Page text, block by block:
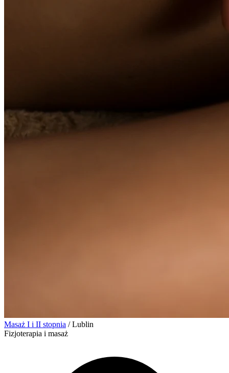
Masaż I i II stopnia / Lublin
Fizjoterapia i masaż